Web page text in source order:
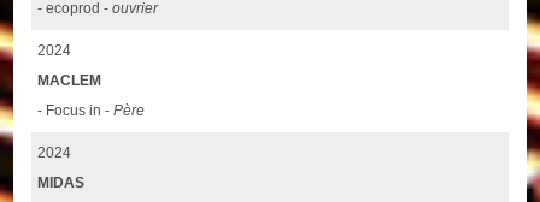
- ecoprod -ouvrier
2024
MACLEM
- Focus in -Père
2024
MIDAS